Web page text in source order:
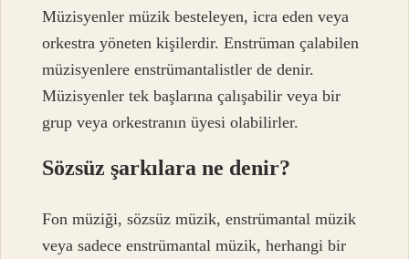
Müzisyenler müzik besteleyen, icra eden veya
orkestra yöneten kişilerdir. Enstrüman çalabilen
müzisyenlere enstrümantalistler de denir.
Müzisyenler tek başlarına çalışabilir veya bir
grup veya orkestranın üyesi olabilirler.
Sözsüz şarkılara ne denir?
Fon müziği, sözsüz müzik, enstrümantal müzik
veya sadece enstrümantal müzik, herhangi bir